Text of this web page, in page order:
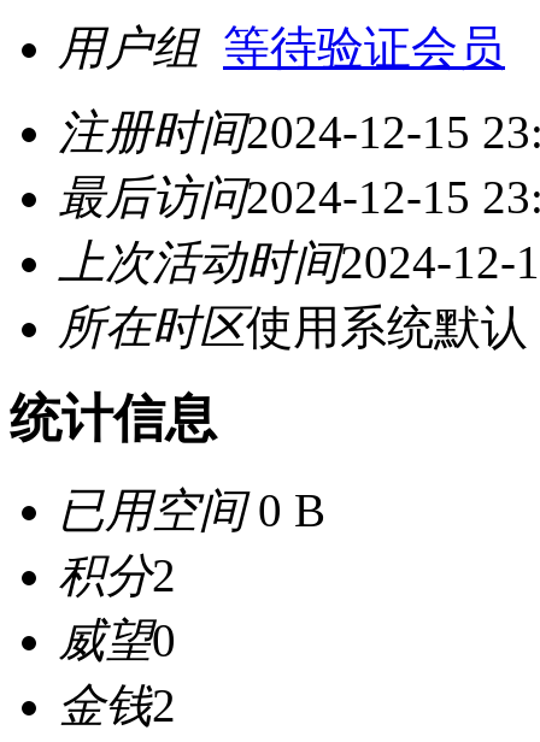
用户组 等待验证会员
注册时间2024-12-15
最后访问2024-12-15
上次活动时间2024-12-
所在时区使用系统默认
统计信息
已用空间0 B
积分2
威望0
金钱2